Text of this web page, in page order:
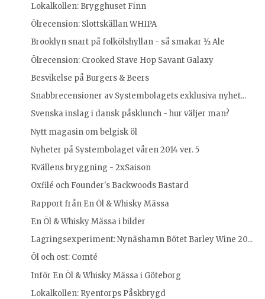
Lokalkollen: Brygghuset Finn
Ölrecension: Slottskällan WHIPA
Brooklyn snart på folkölshyllan - så smakar ½ Ale
Ölrecension: Crooked Stave Hop Savant Galaxy
Besvikelse på Burgers & Beers
Snabbrecensioner av Systembolagets exklusiva nyhet...
Svenska inslag i dansk påsklunch - hur väljer man?
Nytt magasin om belgisk öl
Nyheter på Systembolaget våren 2014 ver. 5
Kvällens bryggning - 2xSaison
Oxfilé och Founder's Backwoods Bastard
Rapport från En Öl & Whisky Mässa
En Öl & Whisky Mässa i bilder
Lagringsexperiment: Nynäshamn Bötet Barley Wine 20...
Öl och ost: Comté
Inför En Öl & Whisky Mässa i Göteborg
Lokalkollen: Ryentorps Påskbrygd